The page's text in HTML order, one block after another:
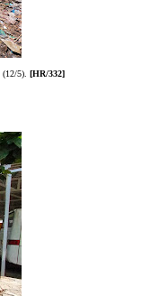
5). [HR/332]